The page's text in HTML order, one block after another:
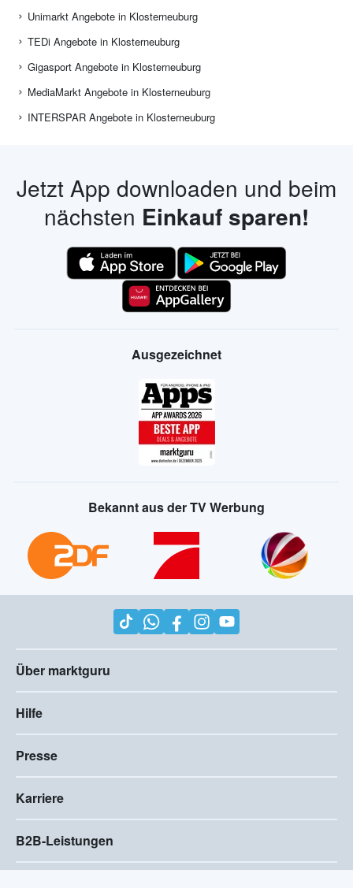
Unimarkt Angebote in Klosterneuburg
TEDi Angebote in Klosterneuburg
Gigasport Angebote in Klosterneuburg
MediaMarkt Angebote in Klosterneuburg
INTERSPAR Angebote in Klosterneuburg
Jetzt App downloaden und beim
nächsten Einkauf sparen!
Ausgezeichnet
Bekannt aus der TV Werbung
Über marktguru
Hilfe
Presse
Karriere
B2B-Leistungen